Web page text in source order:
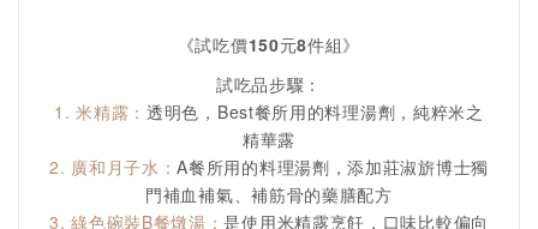
《試吃價150元8件組》
試吃品步驟：
1. 米精露：透明色，Best餐所用的料理湯劑，純粹米之
精華露
2. 廣和月子水：A餐所用的料理湯劑，添加莊淑旂博士獨
門補血補氣、補筋骨的藥膳配方
3. 綠色碗裝B餐燉湯：是使用米精露烹飪，口味比較偏向